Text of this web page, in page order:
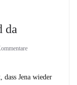
da
Jena wieder